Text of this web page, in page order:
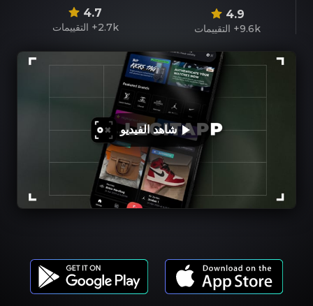
4.9
9.6k+ التقييمات
4.7
2.7k+ التقييمات
شاهد الفيديو